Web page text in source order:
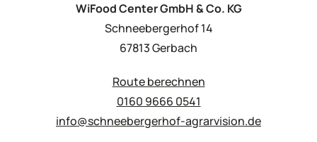
WiFood Center GmbH & Co. KG
Schneebergerhof 14
67813 Gerbach
Route berechnen
0160 9666 0541
info@schneebergerhof-agrarvision.de